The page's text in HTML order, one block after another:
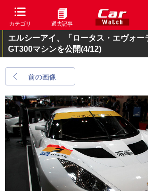
カテゴリ 過去記事
エルシーアイ、「ロータス・エヴォー
GT300マシンを公開(4/12)
前の画像